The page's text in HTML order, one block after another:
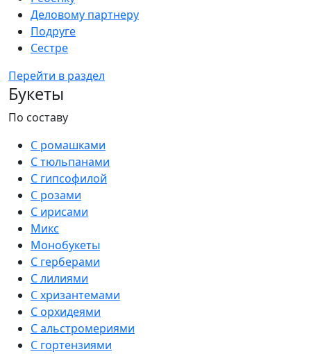
Деловому партнеру
Подруге
Сестре
Перейти в раздел
Букеты
По составу
С ромашками
С тюльпанами
С гипсофилой
С розами
С ирисами
Микс
Монобукеты
С герберами
С лилиями
С хризантемами
С орхидеями
С альстромериями
С гортензиями